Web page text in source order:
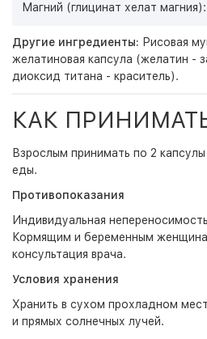
Магний (глицинат хелат магния):
Другие ингредиенты: Рисовая
желатиновая капсула (желатин -
диоксид титана - краситель).
КАК
Взрослым принимать по 2
еды.
Противопоказания
Индивидуальная
Кормящим и беременным
консультация врача.
Условия хранения
Хранить в сухом прохладном
и прямых солнечных лучей.